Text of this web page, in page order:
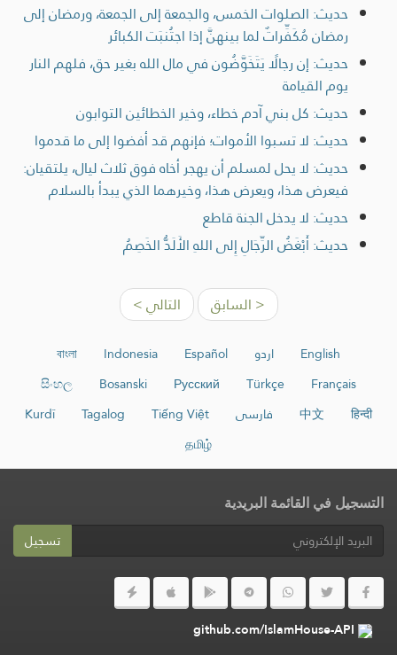
حديث: الصلوات الخمس، والجمعة إلى الجمعة، ورمضان إلى
رمضان مُكَفِّراتٌ لما بينهنَّ إذا اجتُنبَت الكبائر
حديث: إن رجالًا يَتَخَوَّضُون في مال الله بغير حق، فلهم النار
يوم القيامة
حديث: كل بني آدم خطاء، وخير الخطائين التوابون
حديث: لا تسبوا الأموات؛ فإنهم قد أفضوا إلى ما قدموا
حديث: لا يحل لمسلم أن يهجر أخاه فوق ثلاث ليال، يلتقيان:
فيعرض هذا، ويعرض هذا، وخيرهما الذي يبدأ بالسلام
حديث: لا يدخل الجنة قاطع
حديث: أَبْغَضُ الرِّجَالِ إِلى اللهِ الأَلَدُّ الخَصِمُ
< السابق التالي >
English اردو Español
Indonesia
বাংলা
Français
Türkçe
Русский
Bosanski
සිංහල
हिन्दी
中文 فارسی Tiếng Việt
Tagalog
Kurdî
தமிழ்
التسجيل في القائمة البريدية
تسجيل
github.com/IslamHouse-API